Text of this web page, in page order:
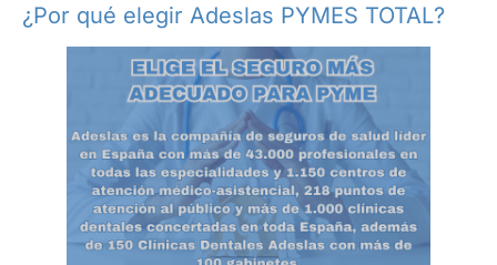
¿Por qué elegir Adeslas PYMES TOTAL?